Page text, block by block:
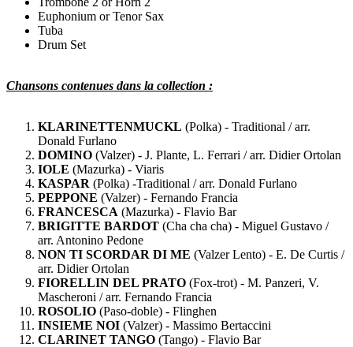
Euphonium or Tenor Sax
Tuba
Drum Set
Chansons contenues dans la collection :
KLARINETTENMUCKL (Polka) - Traditional / arr.
Donald Furlano
DOMINO (Valzer) - J. Plante, L. Ferrari / arr. Didier Ortolan
IOLE (Mazurka) - Viaris
KASPAR (Polka) -Traditional / arr. Donald Furlano
PEPPONE (Valzer) - Fernando Francia
FRANCESCA (Mazurka) - Flavio Bar
BRIGITTE BARDOT (Cha cha cha) - Miguel Gustavo /
arr. Antonino Pedone
NON TI SCORDAR DI ME (Valzer Lento) - E. De Curtis /
arr. Didier Ortolan
FIORELLIN DEL PRATO (Fox-trot) - M. Panzeri, V.
Mascheroni / arr. Fernando Francia
ROSOLIO (Paso-doble) - Flinghen
INSIEME NOI (Valzer) - Massimo Bertaccini
CLARINET TANGO (Tango) - Flavio Bar